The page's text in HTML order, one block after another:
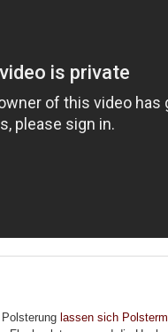
lassen sich